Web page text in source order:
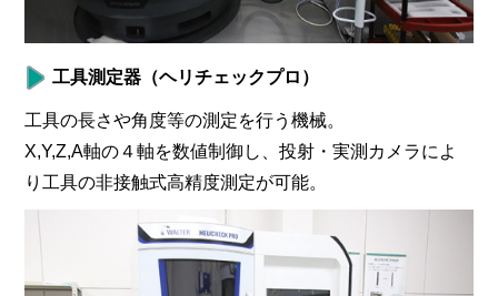
工具測定器（ヘリチェックプロ）
工具の長さや角度等の測定を行う機械。
X,Y,Z,A軸の４軸を数値制御し、投射・実測カメラによ
り工具の非接触式高精度測定が可能。